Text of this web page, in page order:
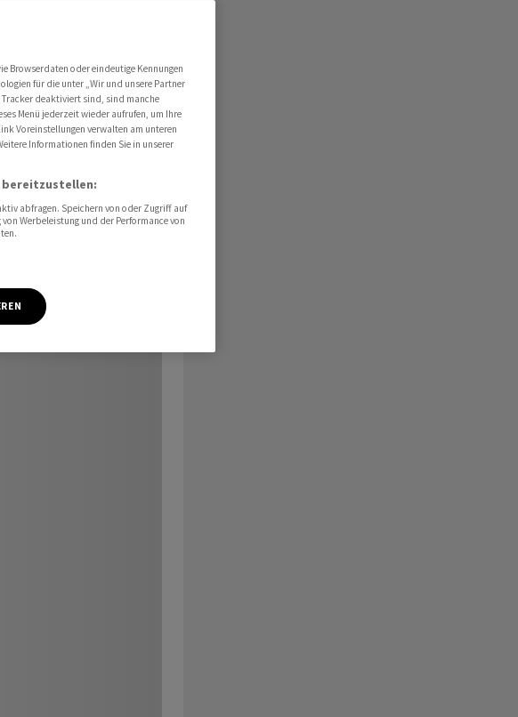
Browserdaten oder eindeutige Kennungen
für die unter „Wir und unsere Partner
deaktiviert sind, sind manche
Menü jederzeit wieder aufrufen, um Ihre
Voreinstellungen verwalten am unteren
Informationen finden Sie in unserer
bereitzustellen:
abfragen. Speichern von oder Zugriff auf
Werbeleistung und der Performance von